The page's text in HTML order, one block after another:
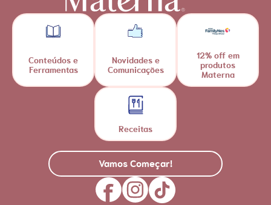
Conteúdos e
Ferramentas
Novidades e
Comunicações
12% off em
produtos
Materna
Receitas
Vamos Começar!